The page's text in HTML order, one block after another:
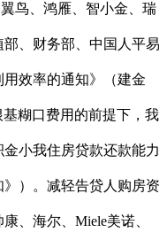
鸟、鸿雁、智小金、瑞
、财务部、中国人平易
效率的通知》（建金
糊口费用的前提下，我
小我住房贷款还款能力
）。减轻告贷人购房资
、海尔、Miele美诺、